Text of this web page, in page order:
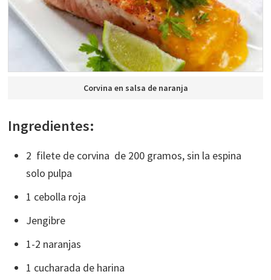
Corvina en salsa de naranja
Ingredientes:
2 filete de corvina de 200 gramos, sin la espina
solo pulpa
1 cebolla roja
Jengibre
1-2 naranjas
1 cucharada de harina